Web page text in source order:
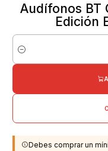
Audífonos BT
Edición
Cantidad
Debes comprar un